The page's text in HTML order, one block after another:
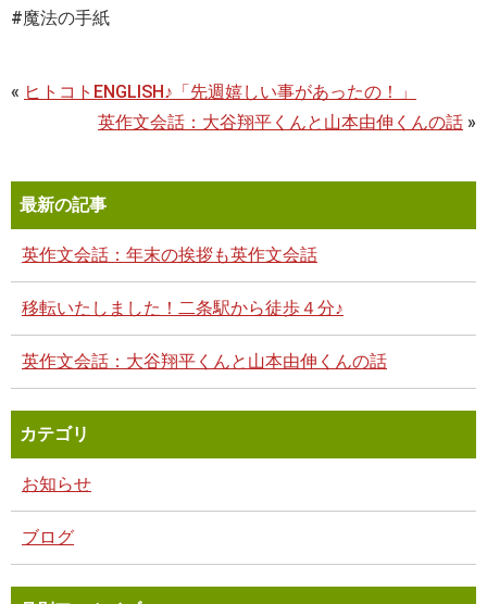
#魔法の手紙
« ヒトコトENGLISH♪「先週嬉しい事があったの！」
英作文会話：大谷翔平くんと山本由伸くんの話 »
最新の記事
英作文会話：年末の挨拶も英作文会話
移転いたしました！二条駅から徒歩４分♪
英作文会話：大谷翔平くんと山本由伸くんの話
カテゴリ
お知らせ
ブログ